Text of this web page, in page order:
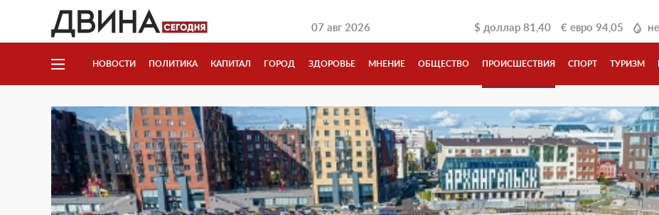
07 авг 2026 $ доллар 81,40 € евро 94,05
НОВОСТИ ПОЛИТИКА КАПИТАЛ ГОРОД ЗДОРОВЬЕ МНЕНИЕ ОБЩЕСТВО ПРОИСШЕСТВИЯ СПОРТ ТУРИЗМ